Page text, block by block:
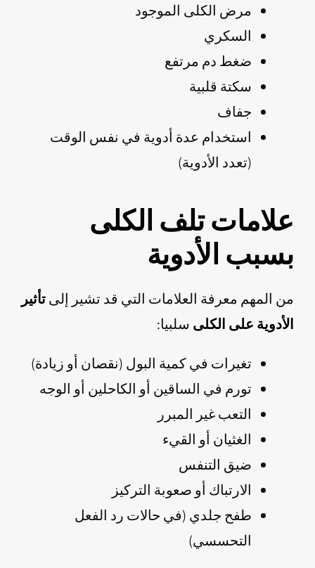
مرض الكلى الموجود
السكري
ضغط دم مرتفع
سكتة قلبية
جفاف
استخدام عدة أدوية في نفس الوقت
(تعدد الأدوية)
علامات تلف الكلى
بسبب الأدوية
من المهم معرفة العلامات التي قد تشير إلىتأثير
الأدوية على الكلى سلبيا:
تغيرات في كمية البول (نقصان أو زيادة)
تورم في الساقين أو الكاحلين أو الوجه
التعب غير المبرر
الغثيان أو القيء
ضيق التنفس
الارتباك أو صعوبة التركيز
طفح جلدي (في حالات رد الفعل
التحسسي)